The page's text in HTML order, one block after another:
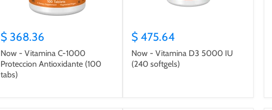
$ 368.36
Now - Vitamina C-1000
Proteccion Antioxidante (100
tabs)
$ 475.64
Now - Vitamina D3 5000 IU
(240 softgels)